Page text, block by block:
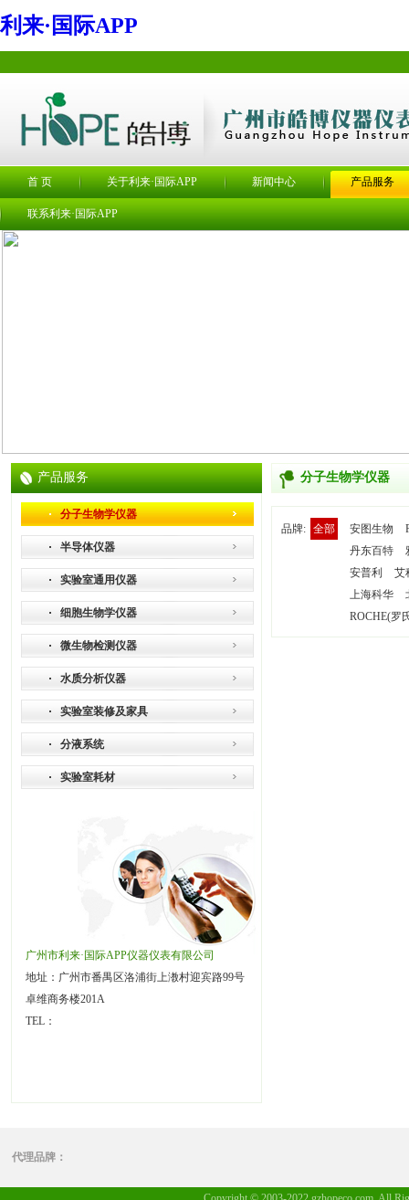
利来·国际APP
首 页 关于利来·国际APP 新闻中心 产品服务
联系利来·国际APP
产品服务
分子生物学仪器
半导体仪器
实验室通用仪器
细胞生物学仪器
微生物检测仪器
水质分析仪器
实验室装修及家具
分液系统
实验室耗材
广州市利来·国际APP仪器仪表有限公司
地址：广州市番禺区洛浦街上漖村迎宾路99号
卓维商务楼201A
TEL：
分子生物学仪器
品牌: 全部 安图生物
丹东百特
安普利
艾
上海科华
ROCHE(罗
代理品牌：